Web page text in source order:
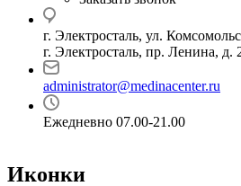
г. Электросталь, ул.
г. Электросталь, пр. Ленина, д.
administrator@medinacenter.ru
Ежедневно 07.00-21.00
Иконки